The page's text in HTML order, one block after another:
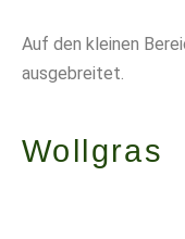
Auf den kleinen
ausgebreitet.
Wollgras